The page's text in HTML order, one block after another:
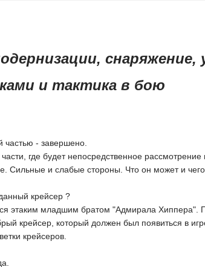
снаряжение,
и тактика в бою
частью - завершено.
где будет непосредственное рассмотрение
Сильные и слабые стороны. Что он может и
крейсер ?
этаким младшим братом "Адмирала
крейсер, который должен был появиться в
крейсеров.